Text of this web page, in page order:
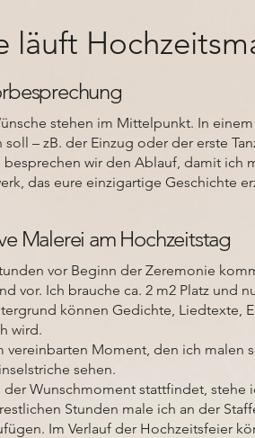
läuft
stehen im Mittelpunkt. In
soll – zB. der Einzug oder der erste
besprechen wir den Ablauf, damit ich
das eure einzigartige Geschichte
Malerei am Hochzeitstag
vor Beginn der Zeremonie
vor. Ich brauche ca. 2 m2 Platz und
können Gedichte, Liedtexte,
wird.
vereinbarten Moment, den ich
sehen.
der Wunschmoment stattfindet, stehe
Stunden male ich an der
Im Verlauf der Hochzeitsfeier